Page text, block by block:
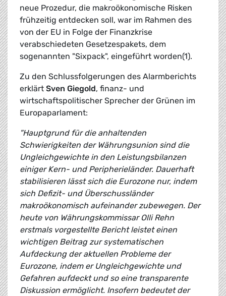
neue Prozedur, die makroökonomische Risken
frühzeitig entdecken soll, war im Rahmen des
von der EU in Folge der Finanzkrise
verabschiedeten Gesetzespakets, dem
sogenannten "Sixpack", eingeführt worden(1).
Zu den Schlussfolgerungen des Alarmberichts
erklärt Sven Giegold, finanz- und
wirtschaftspolitischer Sprecher der Grünen im
Europaparlament:
"Hauptgrund für die anhaltenden
Schwierigkeiten der Währungsunion sind die
Ungleichgewichte in den Leistungsbilanzen
einiger Kern- und Peripherieländer. Dauerhaft
stabilisieren lässt sich die Eurozone nur, indem
sich Defizit- und Überschussländer
makroökonomisch aufeinander zubewegen. Der
heute von Währungskommissar Olli Rehn
erstmals vorgestellte Bericht leistet einen
wichtigen Beitrag zur systematischen
Aufdeckung der aktuellen Probleme der
Eurozone, indem er Ungleichgewichte und
Gefahren aufdeckt und so eine transparente
Diskussion ermöglicht. Insofern bedeutet der